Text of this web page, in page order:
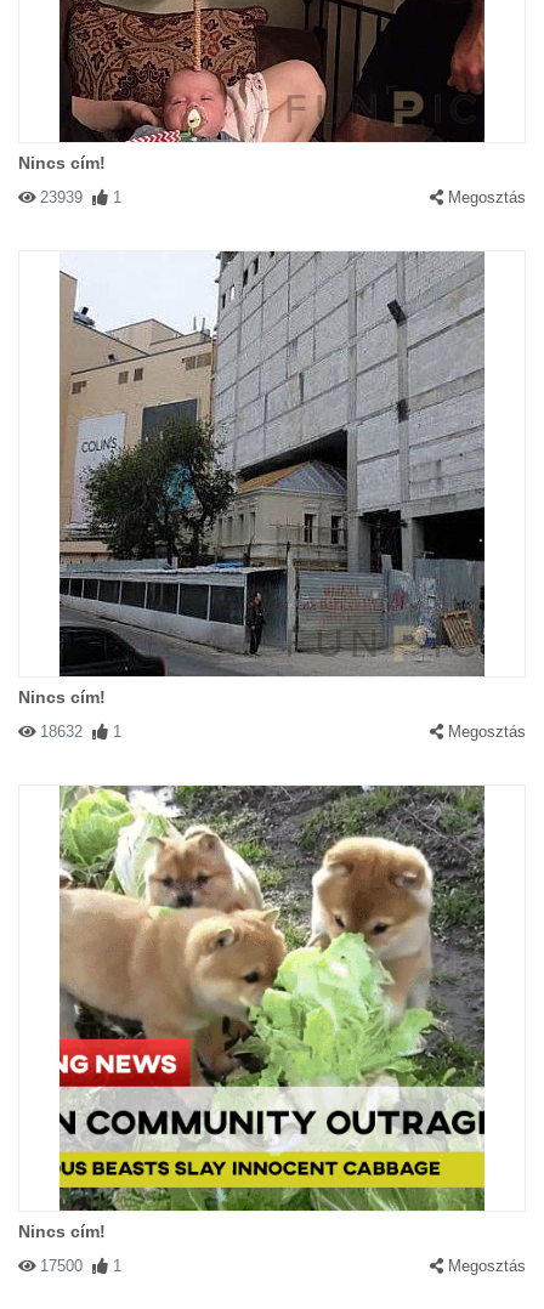
Nincs cím!
23939 1 Megosztás
Nincs cím!
18632 1 Megosztás
Nincs cím!
17500 1 Megosztás